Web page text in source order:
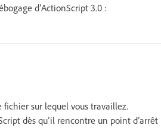
d’ActionScript 3.0 :
fichier sur lequel vous travaillez.
dès qu’il rencontre un point d’arrêt